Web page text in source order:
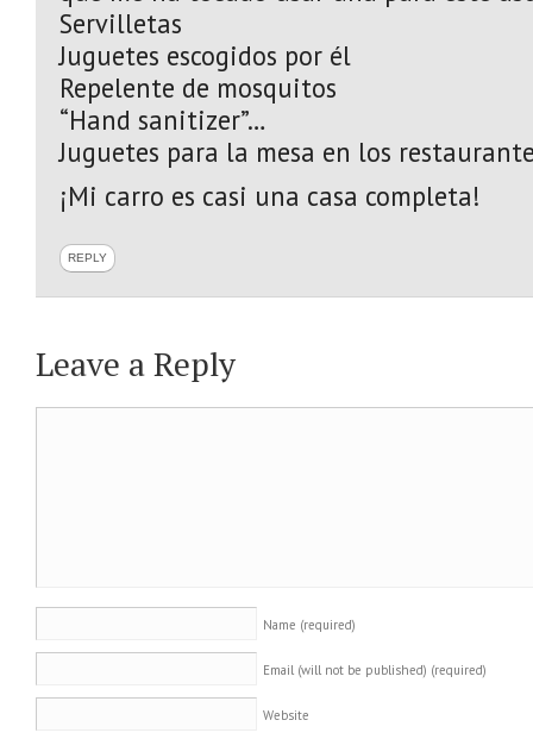
Servilletas
Juguetes escogidos por él
Repelente de mosquitos
“Hand sanitizer”…
Juguetes para la mesa en los
¡Mi carro es casi una casa completa!
REPLY
Leave a Reply
Name (required)
Email (will not be published) (required)
Website